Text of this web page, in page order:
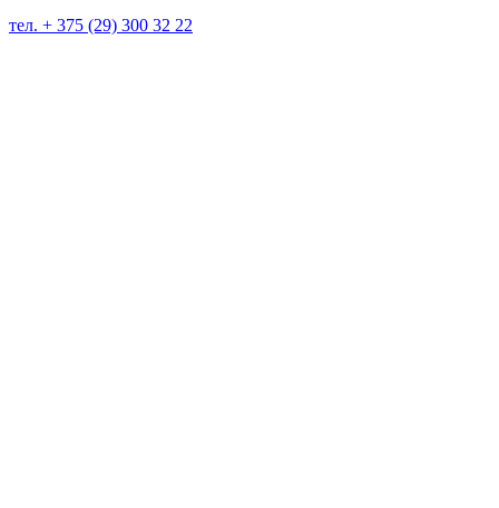
тел. + 375 (29) 300 32 22